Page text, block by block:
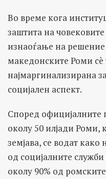
Во време кога
заштита на
изнаоѓање на решение
македонските Роми сè
најмаргинализирана
социјален аспект.
Според официјалните
околу 50 илјади Роми,
земјава, се водат
од социјалните
околу 90% од